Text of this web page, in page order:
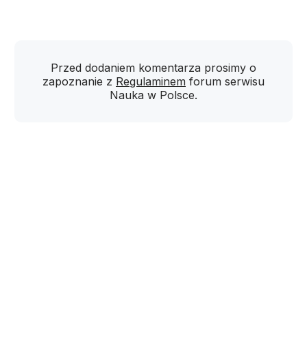
Przed dodaniem komentarza prosimy o
zapoznanie z Regulaminem forum serwisu
Nauka w Polsce.